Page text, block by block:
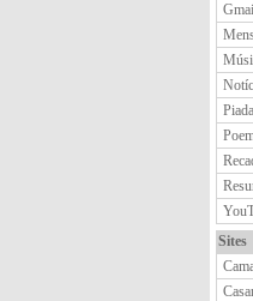
Sites